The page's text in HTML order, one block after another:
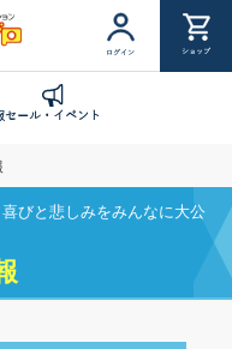
ログイン ショップ
セール・イベント
びと悲しみをみんなに大公